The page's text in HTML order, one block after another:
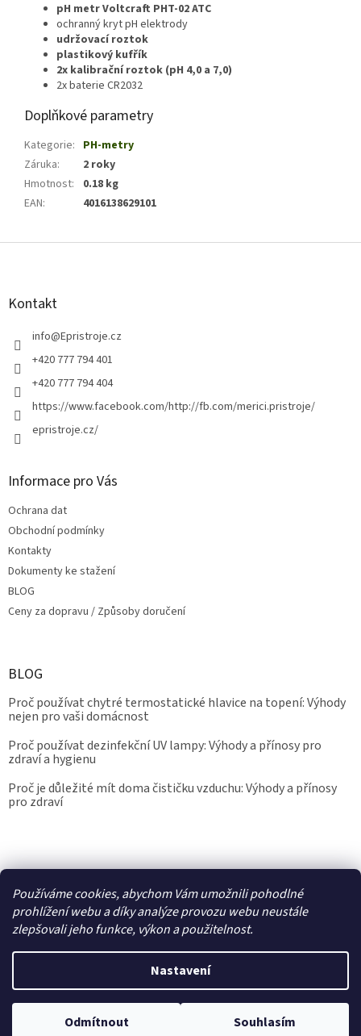
Používáme cookies, abychom Vám umožnili pohodlné
prohlížení webu a díky analýze provozu webu neustále
zlepšovali jeho funkce, výkon a použitelnost.
Nastavení
Odmítnout Souhlasím
pH metr Voltcraft PHT-02 ATC
ochranný kryt pH elektrody
udržovací roztok
plastikový kufřík
2x kalibrační roztok (pH 4,0 a 7,0)
2x baterie CR2032
Doplňkové parametry
Kategorie: PH-metry
Záruka:
2 roky
Hmotnost:
0.18 kg
EAN: 4016138629101
Z
Kontakt
info@Epristroje.cz
+420 777 794 401
+420 777 794 404
https://www.facebook.com/http://fb.com/merici.pristroje/
epristroje.cz/
Informace pro Vás
Ochrana dat
Obchodní podmínky
Kontakty
Dokumenty ke stažení
BLOG
Ceny za dopravu / Způsoby doručení
BLOG
Proč používat chytré termostatické hlavice na topení: Výhody
nejen pro vaši domácnost
Proč používat dezinfekční UV lampy: Výhody a přínosy pro
zdraví a hygienu
Proč je důležité mít doma čističku vzduchu: Výhody a přínosy
pro zdraví
Copyright 2026Epřístroje.cz. Všechna práva vyhrazena.Upravit